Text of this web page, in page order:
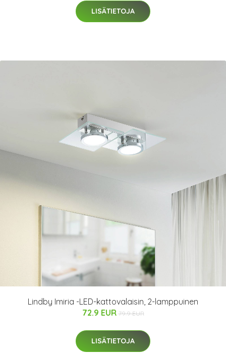
LISÄTIETOJA
Lindby Imiria -LED-kattovalaisin, 2-lamppuinen
72.9 EUR 79.9 EUR
LISÄTIETOJA